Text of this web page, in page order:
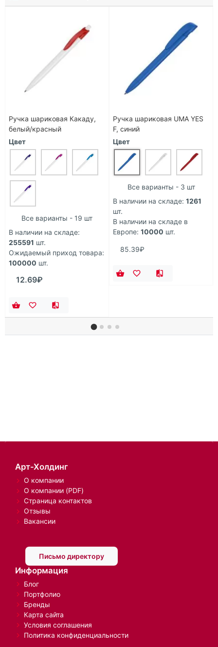
Ручка шариковая Какаду,
белый/красный
Цвет
Все варианты - 19 шт
В наличии на складе:
255591 шт.
Ожидаемый приход товара:
100000 шт.
12.69₽
Ручка шариковая UMA YES
F, синий
Цвет
Все варианты - 3 шт
В наличии на складе: 1261
шт.
В наличии на складе в
Европе: 10000 шт.
85.39₽
Арт-Холдинг
О компании
О компании (PDF)
Страница контактов
Отзывы
Вакансии
Письмо директору
Информация
Блог
Портфолио
Бренды
Карта сайта
Условия соглашения
Политика конфиденциальности